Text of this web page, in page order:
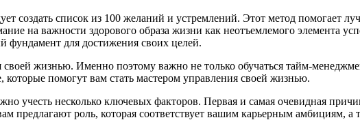
создать список из 100 желаний и устремлений. Этот метод помогает
на важности здорового образа жизни как неотъемлемого элемента
фундамент для достижения своих целей.
своей жизнью. Именно поэтому важно не только обучаться тайм-
помогут вам стать мастером управления своей жизнью.
учесть несколько ключевых факторов. Первая и самая очевидная
предлагают роль, которая соответствует вашим карьерным амбициям, а